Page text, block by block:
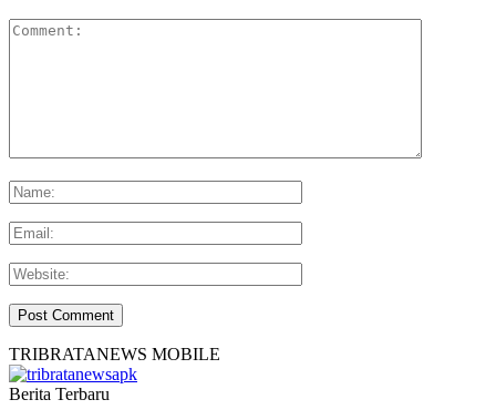
TRIBRATANEWS MOBILE
Berita Terbaru